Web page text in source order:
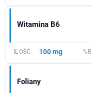
Witamina B6
100 mg
Foliany